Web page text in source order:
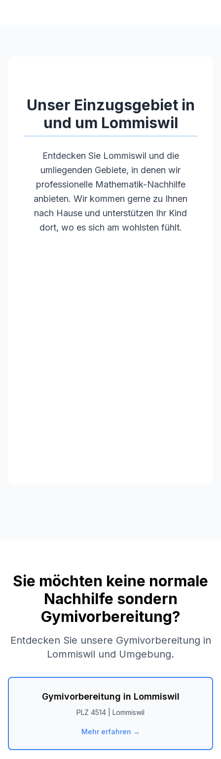
Unser Einzugsgebiet in
und um Lommiswil
Entdecken Sie Lommiswil und die
umliegenden Gebiete, in denen wir
professionelle Mathematik-Nachhilfe
anbieten. Wir kommen gerne zu Ihnen
nach Hause und unterstützen Ihr Kind
dort, wo es sich am wohlsten fühlt.
Sie möchten keine normale
Nachhilfe sondern
Gymivorbereitung?
Entdecken Sie unsere Gymivorbereitung in
Lommiswil und Umgebung.
Gymivorbereitung in Lommiswil
PLZ 4514 Lommiswil
Mehr erfahren →